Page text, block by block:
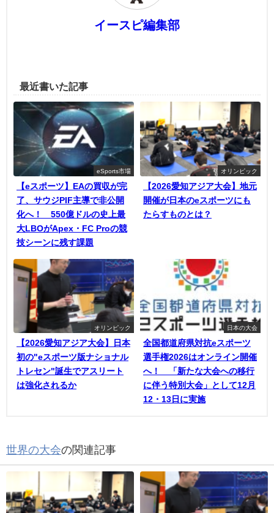
イースピ編集部
最近書いた記事
eSports市場
【eスポーツ】EAの買収が完
了、サウジPIF主導で非公開
化へ！ 550億ドルの史上最
大LBOがApex・FC Proの競
技シーンに残す課題
オリンピック
【2026愛知アジア大会】地元
開催が日本のeスポーツにも
たらすものとは？
オリンピック
【2026愛知アジア大会】日本
初の"eスポーツ版ナショナル
トレセン"誕生でアスリート
は強化されるか
日本の大会
全国都道府県対抗eスポーツ
選手権2026はオンライン開催
へ！ 「新たな大会への移行
に伴う特別大会」として12月
12・13日に実施
世界の大会の関連記事